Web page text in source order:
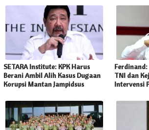
SETARA Institute: KPK Harus
Berani Ambil Alih Kasus Dugaan
Korupsi Mantan Jampidsus
TNI dan
Intervensi